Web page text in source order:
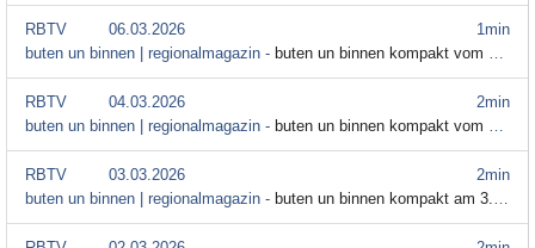
1min
RBTV
06.03.2026
buten un binnen | regionalmagazin - buten un binnen kompakt vom 6. März
2min
RBTV
04.03.2026
buten un binnen | regionalmagazin - buten un binnen kompakt vom 4. März
2min
RBTV
03.03.2026
buten un binnen | regionalmagazin - buten un binnen kompakt am 3. März